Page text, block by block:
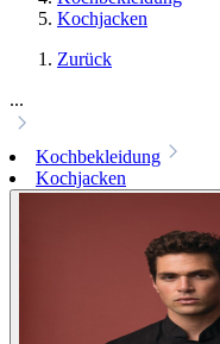
Kochjacken
Zurück
...
Kochbekleidung
Kochjacken